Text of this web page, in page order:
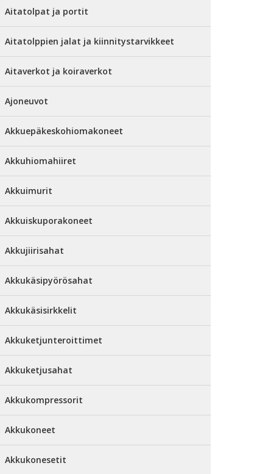
Aitatolpat ja portit
Aitatolppien jalat ja kiinnitystarvikkeet
Aitaverkot ja koiraverkot
Ajoneuvot
Akkuepäkeskohiomakoneet
Akkuhiomahiiret
Akkuimurit
Akkuiskuporakoneet
Akkujiirisahat
Akkukäsipyörösahat
Akkukäsisirkkelit
Akkuketjunteroittimet
Akkuketjusahat
Akkukompressorit
Akkukoneet
Akkukonesetit